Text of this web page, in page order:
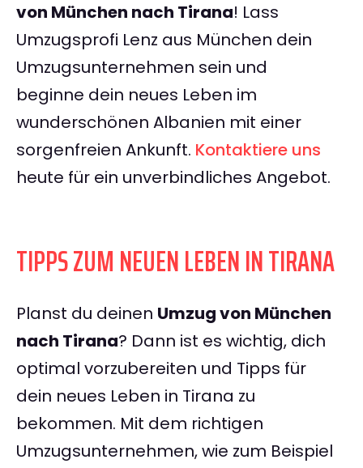
von München nach Tirana! Lass
Umzugsprofi Lenz aus München dein
Umzugsunternehmen sein und
beginne dein neues Leben im
wunderschönen Albanien mit einer
sorgenfreien Ankunft. Kontaktiere uns
heute für ein unverbindliches Angebot.
TIPPS ZUM NEUEN LEBEN IN TIRANA
Planst du deinen Umzug von München
nach Tirana? Dann ist es wichtig, dich
optimal vorzubereiten und Tipps für
dein neues Leben in Tirana zu
bekommen. Mit dem richtigen
Umzugsunternehmen, wie zum Beispiel